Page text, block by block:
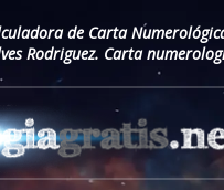
de Carta
Rodriguez. Carta